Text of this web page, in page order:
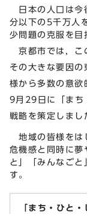
日本の人口は今
分以下の5千万人
少問題の克服を目
京都市では，こ
その大きな要因の
様から多数の意
9月29日に「まち
戦略を策定しまし
地域の皆様をは
危機感と同時に夢
と」「みんなごと
す。
「まち・ひと